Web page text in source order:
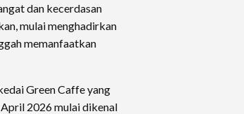
dan kecerdasan
mulai menghadirkan
memanfaatkan
Green Caffe yang
2026 mulai dikenal